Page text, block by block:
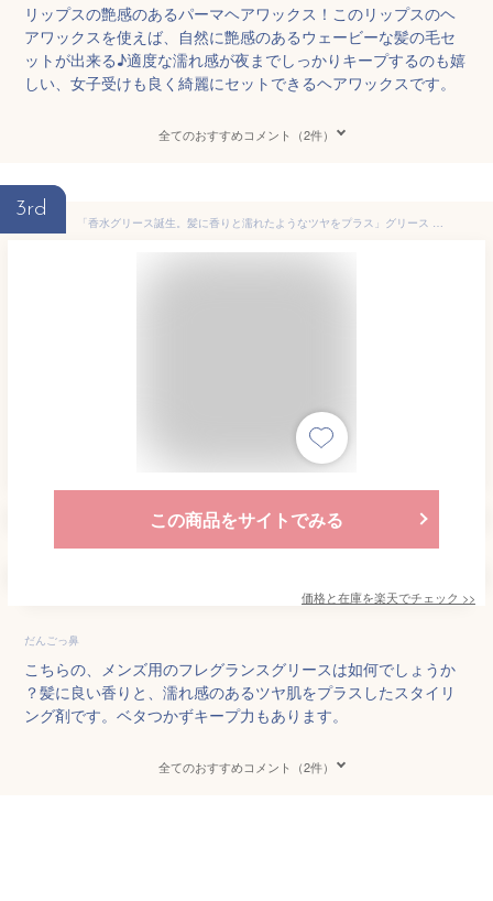
リップスの艶感のあるパーマヘアワックス！このリップスのヘ
アワックスを使えば、自然に艶感のあるウェービーな髪の毛セ
ットが出来る♪適度な濡れ感が夜までしっかりキープするのも嬉
しい、女子受けも良く綺麗にセットできるヘアワックスです。
全てのおすすめコメント（2件）
3rd
「香水グリース誕生。髪に香りと濡れたようなツヤをプラス」グリース 髪 メンズ パーマ PROUDMEN プラウドメン フレグランスグリース グルーミング シトラス 60g ワックス ポマード スタイリング剤 男性用
この商品をサイトでみる
価格と在庫を楽天でチェック >>
だんごっ鼻
こちらの、メンズ用のフレグランスグリースは如何でしょうか
？髪に良い香りと、濡れ感のあるツヤ肌をプラスしたスタイリ
ング剤です。ベタつかずキープ力もあります。
全てのおすすめコメント（2件）